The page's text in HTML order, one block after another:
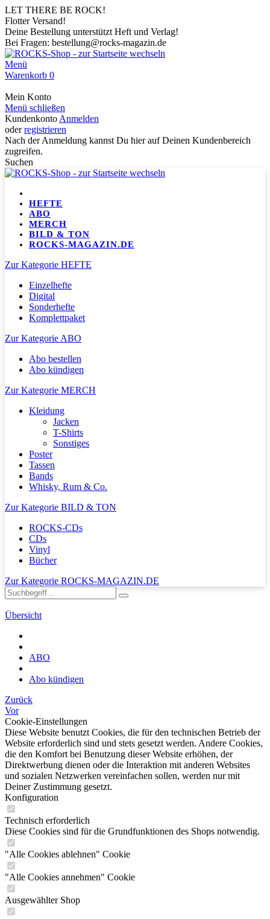
LET THERE BE ROCK!
Flotter Versand!
Deine Bestellung unterstützt Heft und Verlag!
Bei Fragen: bestellung@rocks-magazin.de
Menü
Warenkorb 0
Mein Konto
Menü schließen
Kundenkonto Anmelden
oderregistrieren
Nach der Anmeldung kannst Du hier auf Deinen Kundenbereich
zugreifen.
Suchen
HEFTE
ABO
MERCH
BILD & TON
ROCKS-MAGAZIN.DE
Zur Kategorie HEFTE
Einzelhefte
Digital
Sonderhefte
Komplettpaket
Zur Kategorie ABO
Abo bestellen
Abo kündigen
Zur Kategorie MERCH
Kleidung
Jacken
T-Shirts
Sonstiges
Poster
Tassen
Bands
Whisky, Rum & Co.
Zur Kategorie BILD & TON
ROCKS-CDs
CDs
Vinyl
Bücher
Zur Kategorie ROCKS-MAGAZIN.DE
Übersicht
ABO
Abo kündigen
Zurück
Vor
Cookie-Einstellungen
Diese Website benutzt Cookies, die für den technischen Betrieb der
Website erforderlich sind und stets gesetzt werden. Andere Cookies,
die den Komfort bei Benutzung dieser Website erhöhen, der
Direktwerbung dienen oder die Interaktion mit anderen Websites
und sozialen Netzwerken vereinfachen sollen, werden nur mit
Deiner Zustimmung gesetzt.
Konfiguration
Technisch erforderlich
Diese Cookies sind für die Grundfunktionen des Shops notwendig.
"Alle Cookies ablehnen" Cookie
"Alle Cookies annehmen" Cookie
Ausgewählter Shop